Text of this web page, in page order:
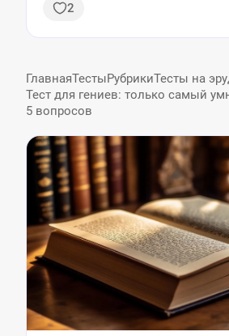
профилактики, чтобы
оставаться в ресурсе
2
ГлавнаяТестыРубрикиТесты на
Тест для гениев: только самый
5 вопросов